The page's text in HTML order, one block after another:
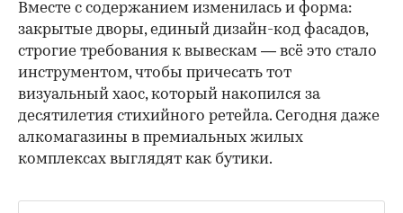
Вместе с содержанием изменилась и форма:
закрытые дворы, единый дизайн-код фасадов,
строгие требования к вывескам — всё это стало
инструментом, чтобы причесать тот
визуальный хаос, который накопился за
десятилетия стихийного ретейла. Сегодня даже
алкомагазины в премиальных жилых
комплексах выглядят как бутики.